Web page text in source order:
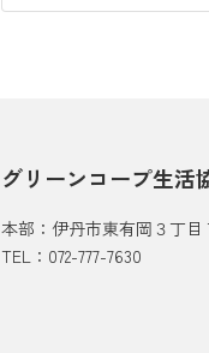
グリーンコープ生活
本部：伊丹市東有岡３丁目
TEL：072-777-7630